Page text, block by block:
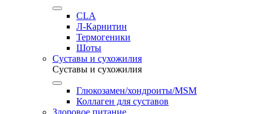
CLA
Л-Карнитин
Термогеники
Шоты
Суставы и сухожилия
Суставы и сухожилия
Глюкозамен/хондроиты/MSM
Коллаген для суставов
Здоровое питание